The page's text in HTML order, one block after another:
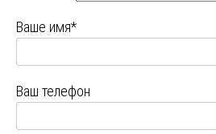
Ваше имя*
Ваш телефон